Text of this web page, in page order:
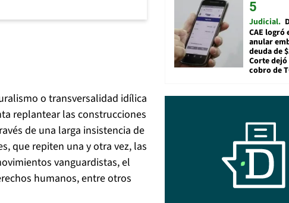
o transversalidad idílica
replantear las construcciones
de una larga insistencia de
que repiten una y otra vez, las
vanguardistas, el
humanos, entre otros
Judicial
CAE logró
anular
deuda de
Corte
cobro de